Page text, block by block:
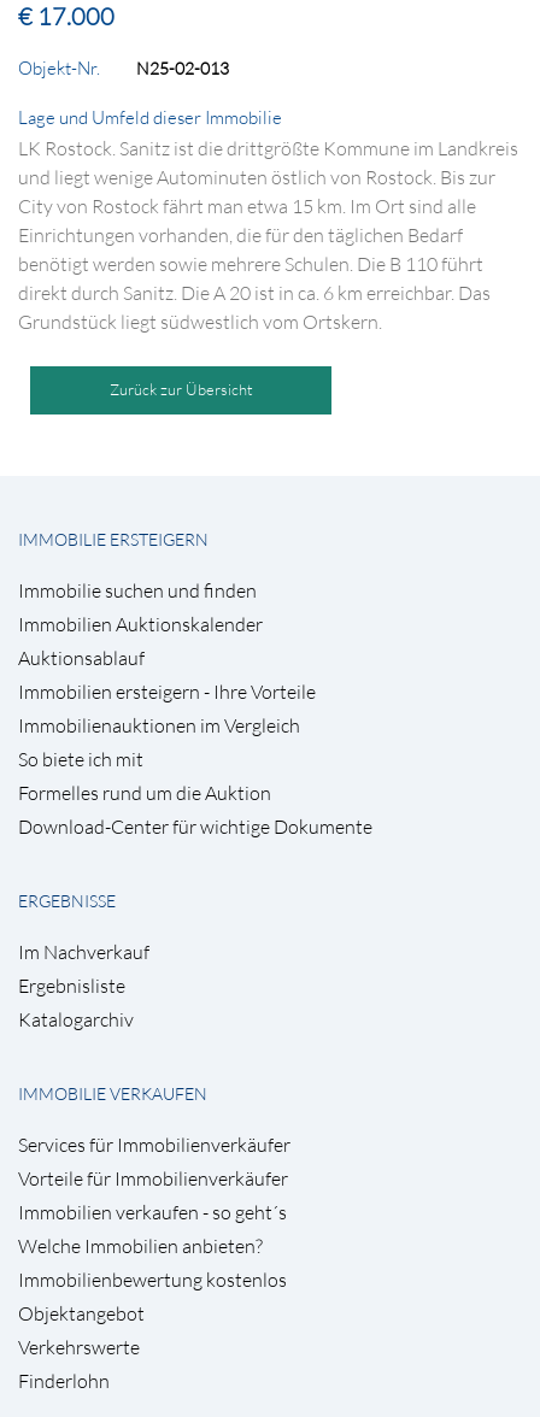
€ 17.000
Objekt-Nr. N25-02-013
Lage und Umfeld dieser Immobilie
LK Rostock. Sanitz ist die drittgrößte Kommune im Landkreis
und liegt wenige Autominuten östlich von Rostock. Bis zur
City von Rostock fährt man etwa 15 km. Im Ort sind alle
Einrichtungen vorhanden, die für den täglichen Bedarf
benötigt werden sowie mehrere Schulen. Die B 110 führt
direkt durch Sanitz. Die A 20 ist in ca. 6 km erreichbar. Das
Grundstück liegt südwestlich vom Ortskern.
Zurück zur Übersicht
IMMOBILIE ERSTEIGERN
Immobilie suchen und finden
Immobilien Auktionskalender
Auktionsablauf
Immobilien ersteigern - Ihre Vorteile
Immobilienauktionen im Vergleich
So biete ich mit
Formelles rund um die Auktion
Download-Center für wichtige Dokumente
ERGEBNISSE
Im Nachverkauf
Ergebnisliste
Katalogarchiv
IMMOBILIE VERKAUFEN
Services für Immobilienverkäufer
Vorteile für Immobilienverkäufer
Immobilien verkaufen - so geht´s
Welche Immobilien anbieten?
Immobilienbewertung kostenlos
Objektangebot
Verkehrswerte
Finderlohn